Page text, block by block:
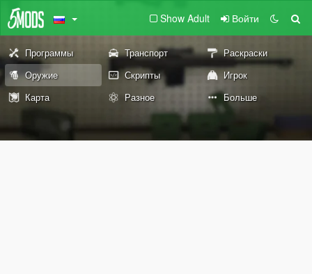
Show Adult Войти
Программы Транспорт
Раскраски
Оружие
Скрипты
Игрок
Карта
Разное Больше